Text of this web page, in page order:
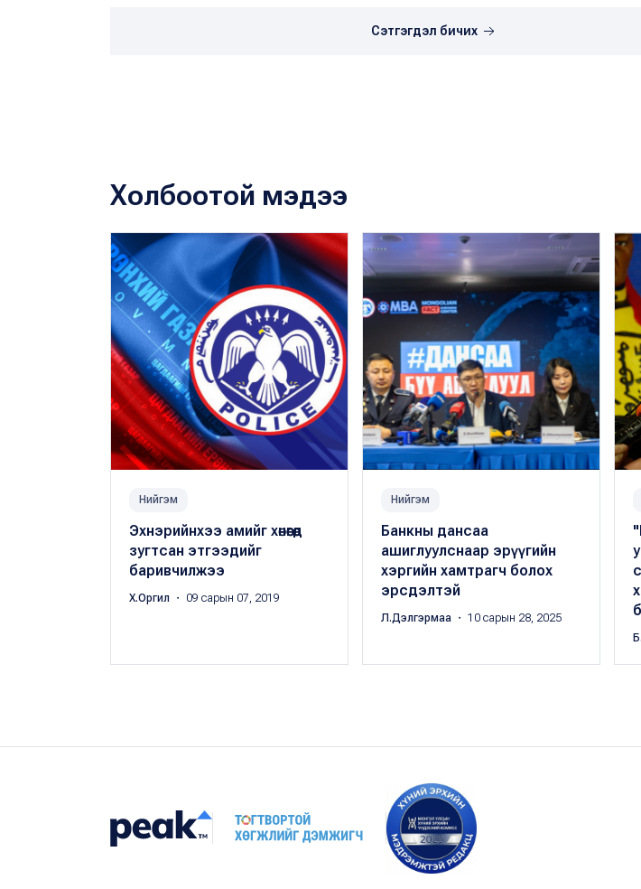
Сэтгэгдэл бичих
Холбоотой мэдээ
Нийгэм
Эхнэрийнхээ амийг хөнөөгөөд
зугтсан этгээдийг
баривчилжээ
Х.Оргил ・ 09 сарын 07, 2019
Нийгэм
Банкны дансаа
ашиглуулснаар эрүүгийн
хэргийн хамтрагч болох
эрсдэлтэй
Л.Дэлгэрмаа ・ 10 сарын 28, 2025